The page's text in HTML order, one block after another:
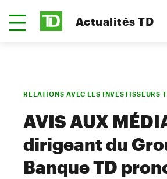
Actualités TD
RELATIONS AVEC LES INVESTISSEURS
AVIS AUX
dirigeant du
Banque TD